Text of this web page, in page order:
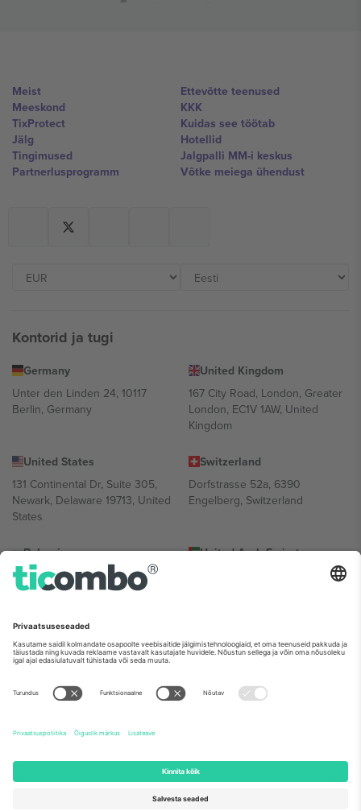
Meist
Meeskond
TixProtect
Jälg
Tingimused
Partnerlusprogramm
Ettevõtte teenused
KKK
Kuidas see töötab
Hotellid
Jalgpalli MM-i keskus
Võtke meiega ühendust
Kontorid ja tugi
Germany
Unter den Linden 24, 10117
Berlin, Germany
United Kingdom
167 City Road, London, Greater
London, EC1V 1AW, United
Kingdom
United States
131 Continental Dr, Suite 305,
Newark, Delaware 19713, United
States
Switzerland
Dorfstrasse 52a, 6390
Engelberg, Switzerland
Bulgaria
Regus Sofia City West, bul
Totleben 53-55, 1606 Sofia,
United Arab Emirates
UAE Dubai Silicon Oasis, DDP
Mexico
Av Chapultepec 360, Roma
Norte, Cuauhtémoc, 06700
Ciudad de México, CDMX,
sündmusest ja/või domeenist. Detailide jaoks vaata konkreetse
sündmuse lehte, impressumit ja tingimusi.,
2026 Ticombo. Kõik õigused kaitstud.